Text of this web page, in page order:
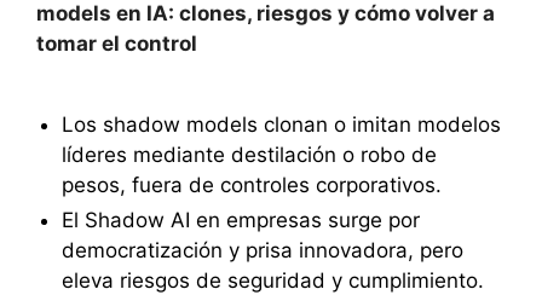
models en IA: clones, riesgos y cómo volver a
tomar el control
Los shadow models clonan o imitan modelos
líderes mediante destilación o robo de
pesos, fuera de controles corporativos.
El Shadow AI en empresas surge por
democratización y prisa innovadora, pero
eleva riesgos de seguridad y cumplimiento.